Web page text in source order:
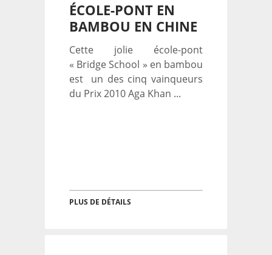
ÉCOLE-PONT EN
BAMBOU EN CHINE
Cette jolie école-pont
« Bridge School » en bambou
est un des cinq vainqueurs
du Prix 2010 Aga Khan ...
PLUS DE DÉTAILS